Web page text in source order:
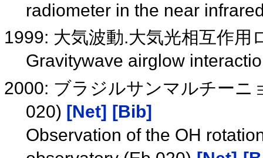
radiometer in the near
1999: 大気波動.大気光相互作
Gravitywave airglow
2000: ブラジルサンマルチーニ
020) [Net] [Bib]
Observation of the OH